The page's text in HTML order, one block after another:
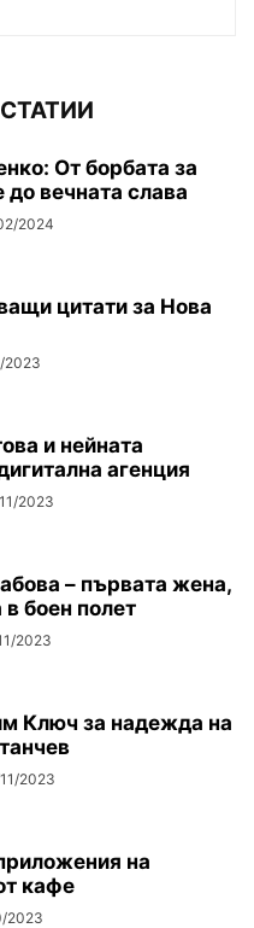
От борбата за
до вечната слава
2024
цитати за Нова
2023
и нейната
агенция
2023
– първата жена,
в боен полет
2023
Ключ за надежда на
2023
на
кафе
2023